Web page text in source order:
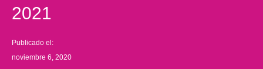
2021
Publicado el:
noviembre 6, 2020